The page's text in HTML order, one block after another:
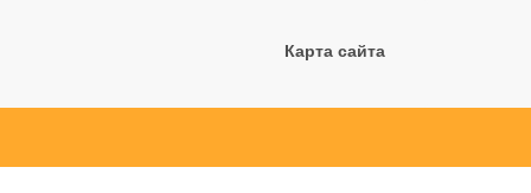
Карта сайта